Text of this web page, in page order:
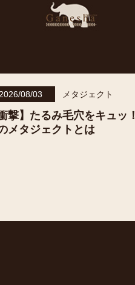
08/03 メタジェクト
衝撃】たるみ毛穴をキュッ！
メタジェクトとは